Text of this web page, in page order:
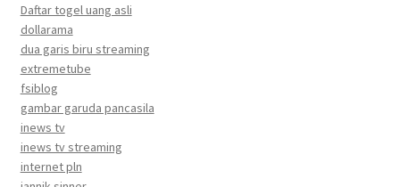
Daftar togel uang asli
dollarama
dua garis biru streaming
extremetube
fsiblog
gambar garuda pancasila
inews tv
inews tv streaming
internet pln